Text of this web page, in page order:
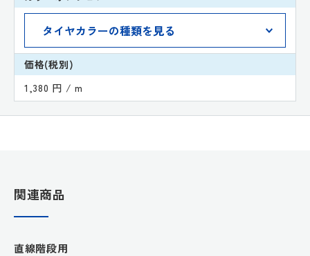
価格(税別)
1,380 円 / m
関連商品
直線階段用